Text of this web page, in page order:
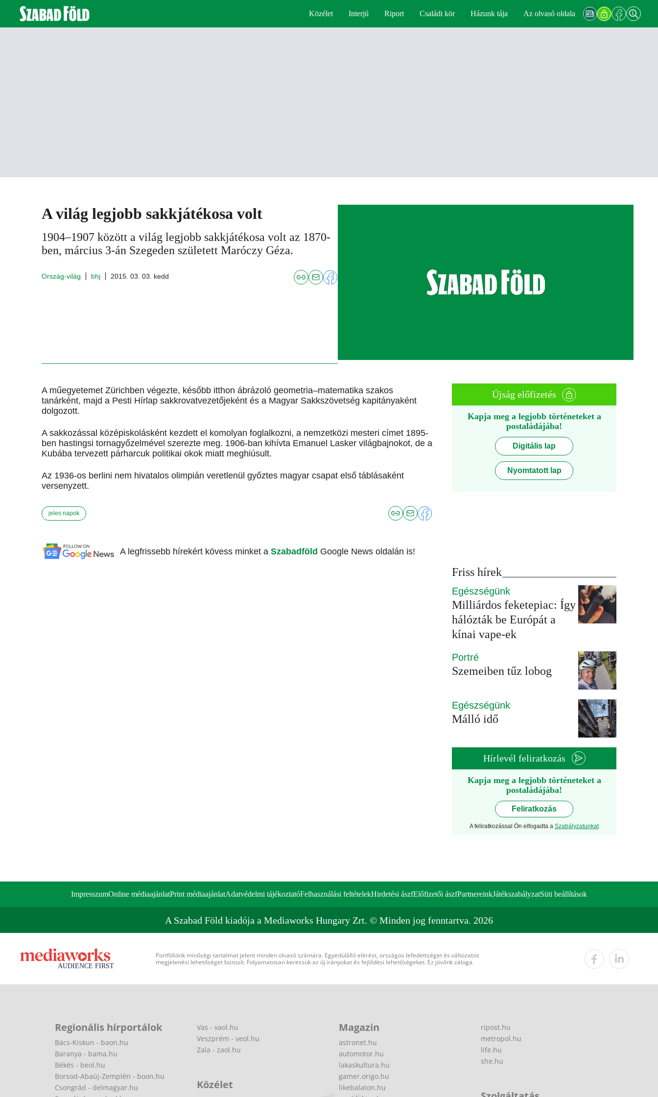
Közélet Interjú Riport Családi kör Házunk tája Az olvasó oldala
A világ legjobb sakkjátékosa volt
1904–1907 között a világ legjobb sakkjátékosa volt az 1870-
ben, március 3-án Szegeden született Maróczy Géza.
Ország-világ bhj 2015. 03. 03. kedd
A műegyetemet Zürichben végezte, később itthon ábrázoló geometria–matematika szakos
tanárként, majd a Pesti Hírlap sakkrovatvezetőjeként és a Magyar Sakkszövetség kapitányaként
dolgozott.
A sakkozással középiskolásként kezdett el komolyan foglalkozni, a nemzetközi mesteri címet 1895-
ben hastingsi tornagyőzelmével szerezte meg. 1906-ban kihívta Emanuel Lasker világbajnokot, de a
Kubába tervezett párharcuk politikai okok miatt meghiúsult.
Az 1936-os berlini nem hivatalos olimpián veretlenül győztes magyar csapat első táblásaként
versenyzett.
jeles napok
A legfrissebb hírekért kövess minket a Szabadföld Google News oldalán is!
Újság előfizetés
Kapja meg a legjobb történeteket a
postaládájába!
Digitális lap
Nyomtatott lap
Friss hírek
Egészségünk
Milliárdos feketepiac: Így
hálózták be Európát a
kínai vape-ek
Portré
Szemeiben tűz lobog
Egészségünk
Málló idő
Hírlevél feliratkozás
Kapja meg a legjobb történeteket a
postaládájába!
Feliratkozás
A feliratkozással Ön elfogadta a Szabályzatunkat
ImpresszumOnline médiaajánlatPrint médiaajánlatAdatvédelmi tájékoztatóFelhasználási feltételekHirdetési ászfElőfizetői ászfPartnereinkJátékszabályzatSüti beállítások
A Szabad Föld kiadója a Mediaworks Hungary Zrt. © Minden jog fenntartva. 2026
Portfóliónk minőségi tartalmat jelent minden olvasó számára. Egyedülálló elérést, országos lefedettséget és változatos
megjelenési lehetőséget biztosít. Folyamatosan keressük az új irányokat és fejlődési lehetőségeket. Ez jövőnk záloga.
Regionális hírportálok
Bács-Kiskun - baon.hu
Baranya - bama.hu
Békés - beol.hu
Borsod-Abaúj-Zemplén - boon.hu
Csongrád - delmagyar.hu
Vas - vaol.hu
Veszprém - veol.hu
Zala - zaol.hu
Közélet
Magazin
astronet.hu
automotor.hu
lakaskultura.hu
gamer.origo.hu
likebalaton.hu
ripost.hu
metropol.hu
life.hu
she.hu